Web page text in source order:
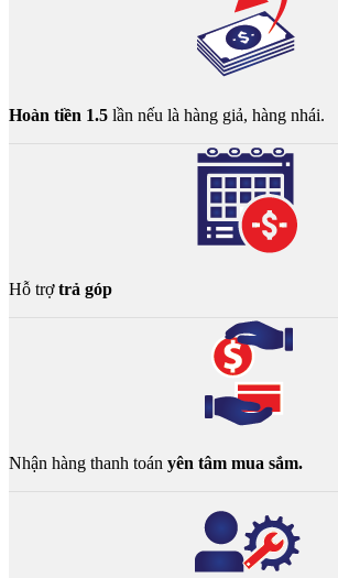
Hoàn tiền 1.5 lần nếu là hàng giả, hàng nhái.
Hỗ trợtrả góp
Nhận hàng thanh toán yên tâm mua sắm.